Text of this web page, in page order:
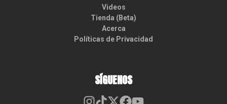
Videos
Tienda (Beta)
Acerca
Políticas de Privacidad
SÍGUENOS